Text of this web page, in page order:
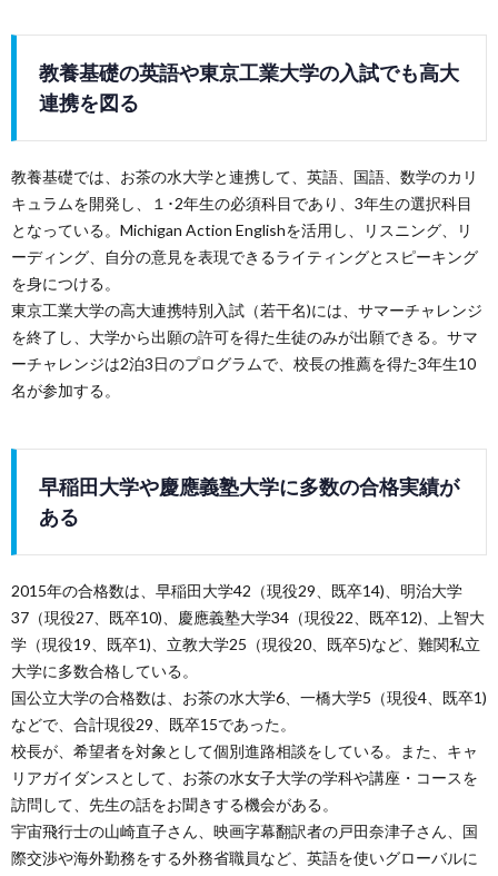
教養基礎の英語や東京工業大学の入試でも高大
連携を図る
教養基礎では、お茶の水大学と連携して、英語、国語、数学のカリ
キュラムを開発し、１･2年生の必須科目であり、3年生の選択科目
となっている。Michigan Action Englishを活用し、リスニング、リ
ーディング、自分の意見を表現できるライティングとスピーキング
を身につける。
東京工業大学の高大連携特別入試（若干名)には、サマーチャレンジ
を終了し、大学から出願の許可を得た生徒のみが出願できる。サマ
ーチャレンジは2泊3日のプログラムで、校長の推薦を得た3年生10
名が参加する。
早稲田大学や慶應義塾大学に多数の合格実績が
ある
2015年の合格数は、早稲田大学42（現役29、既卒14)、明治大学
37（現役27、既卒10)、慶應義塾大学34（現役22、既卒12)、上智大
学（現役19、既卒1)、立教大学25（現役20、既卒5)など、難関私立
大学に多数合格している。
国公立大学の合格数は、お茶の水大学6、一橋大学5（現役4、既卒1)
などで、合計現役29、既卒15であった。
校長が、希望者を対象として個別進路相談をしている。また、キャ
リアガイダンスとして、お茶の水女子大学の学科や講座・コースを
訪問して、先生の話をお聞きする機会がある。
宇宙飛行士の山崎直子さん、映画字幕翻訳者の戸田奈津子さん、国
際交渉や海外勤務をする外務省職員など、英語を使いグローバルに